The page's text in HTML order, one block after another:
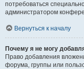
потребоваться
администратором
Вернуться к началу
Почему я не могу
Право добавления
форума, группы или